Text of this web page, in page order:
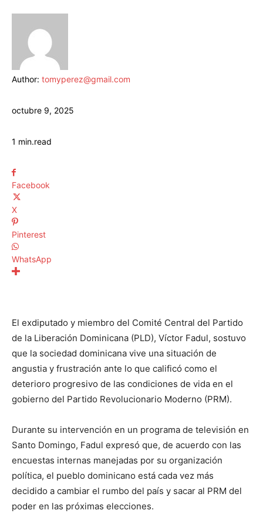
Author: tomyperez@gmail.com
octubre 9, 2025
1 min.read
Facebook
X
Pinterest
WhatsApp
El exdiputado y miembro del Comité Central del Partido
de la Liberación Dominicana (PLD), Víctor Fadul, sostuvo
que la sociedad dominicana vive una situación de
angustia y frustración ante lo que calificó como el
deterioro progresivo de las condiciones de vida en el
gobierno del Partido Revolucionario Moderno (PRM).
Durante su intervención en un programa de televisión en
Santo Domingo, Fadul expresó que, de acuerdo con las
encuestas internas manejadas por su organización
política, el pueblo dominicano está cada vez más
decidido a cambiar el rumbo del país y sacar al PRM del
poder en las próximas elecciones.